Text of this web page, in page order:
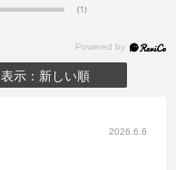
(1)
表示：新しい順
2026.6.6